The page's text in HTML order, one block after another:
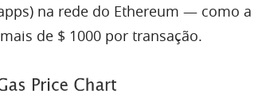
na rede do Ethereum — como a
de $ 1000 por transação.